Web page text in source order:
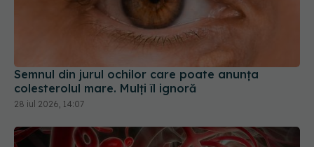
Semnul din jurul ochilor care poate anunța
colesterolul mare. Mulți îl ignoră